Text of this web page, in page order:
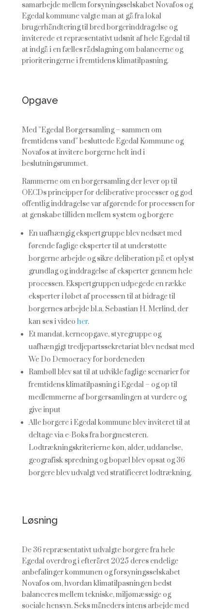
samarbejde mellem forsyningsselskabet Novafos og
Egedal kommune valgte man at gå fra lokal
brugerhåndtering til bred borgerinddragelse og
inviterede et repræsentativt udsnit af hele Egedal til
at indgå i en fælles rådslagning om balancerne og
prioriteringerne i fremtidens klimatilpasning.
Opgave
Med ”EgedalBorgersamling – sammen om
fremtidens vand” besluttede Egedal Kommune og
Novafos at invitere borgerne helt ind i
beslutningsrummet.
Rammerne om en borgersamling der lever op til
OECDs principper for deliberative processer og god
offentlig inddragelse var afgørende for processen for
at genskabe tilliden mellem system og borgere
En uafhængig ekspertgruppe blev nedsæt med
førende faglige eksperter til at understøtte
borgerne arbejde og sikre deliberation på et oplyst
grundlag og inddragelse af eksperter gennem hele
processen. Ekspertgruppen udpegede en række
eksperter i løbet af processen til at bidrage til
borgernes arbejde bl.a. Sebastian H. Merlind, der
kan ses i video her.
Et mandat, kerneopgave, styregruppe og
uafhængigt tredjepartssekretariat blev nedsat med
We Do Democracy for bordeneden
Rambøll blev sat til at udvikle faglige scenarier for
fremtidens klimatilpasning i Egedal – og op til
medlemmerne af borgersamlingen at vurdere og
give input
Alle borgere i Egedal kommune blev inviteret til at
deltage via e-Boks fra borgmesteren.
Lodtrækningskriterierne køn, alder, uddanelse,
geografisk spredning og bopæl blev opsat og 36
borgere blev udvalgt ved stratificeret lodtrækning.
Løsning
De 36 repræsentativt udvalgte borgere fra hele
Egedaloverdrog i efteråret 2025 deres endelige
anbefalinger kommunen og forsyningsselskabet
Novafos om, hvordan klimatilpasningen bedst
balanceres mellem tekniske, miljømæssige og
sociale hensyn. Seks måneders intens arbejde med